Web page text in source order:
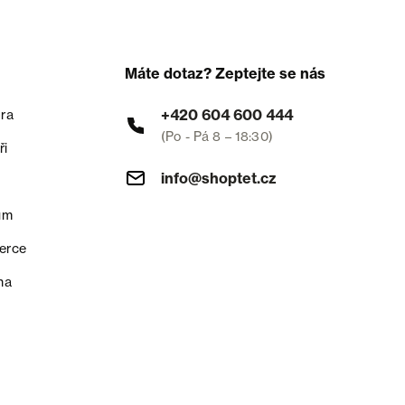
Máte dotaz? Zeptejte se nás
+420 604 600 444
(Po - Pá 8 – 18:30)
info@shoptet.cz